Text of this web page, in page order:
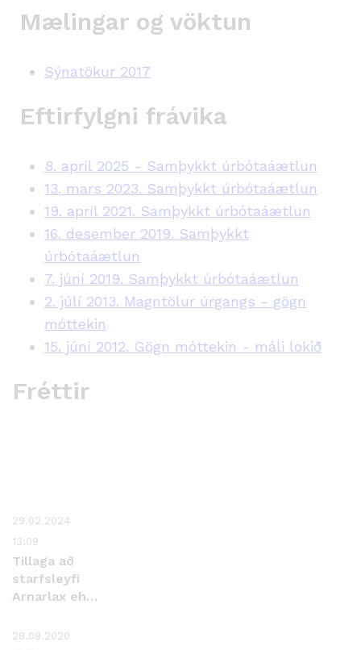
Mælingar og vöktun
Sýnatökur 2017
Eftirfylgni frávika
8. apríl 2025 - Samþykkt úrbótaáætlun
13. mars 2023. Samþykkt úrbótaáætlun
19. apríl 2021. Samþykkt úrbótaáætlun
16. desember 2019. Samþykkt
úrbótaáætlun
7. júní 2019. Samþykkt úrbótaáætlun
2. júlí 2013. Magntölur úrgangs - gögn
móttekin
15. júní 2012. Gögn móttekin - máli lokið
Fréttir
29.02.2024
13:09
Tillaga að
starfsleyfi
Arnarlax ehf.
28.09.2020